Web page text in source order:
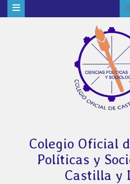
Colegio Oficial
Políticas y
Castilla y